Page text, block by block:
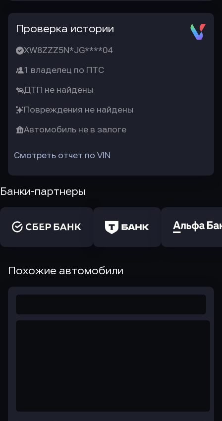
Проверка истории
XW8ZZZ5N*JG****04
1 владелец по ПТС
ДТП не найдены
Повреждения не найдены
Автомобиль не в залоге
Смотреть отчет по VIN
Банки-партнеры
Похожие автомобили